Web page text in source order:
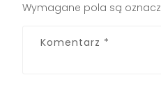
Wymagane pola są